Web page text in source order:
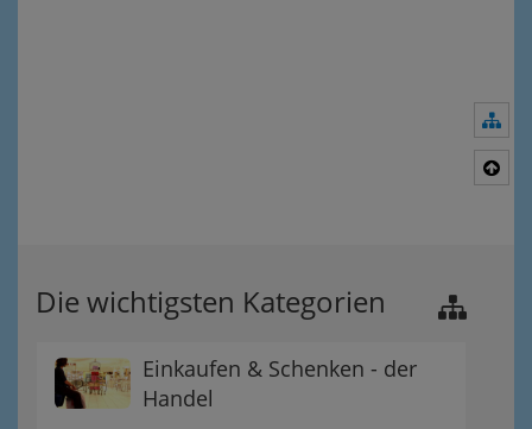
Die wichtigsten Kategorien
Einkaufen & Schenken - der
Handel